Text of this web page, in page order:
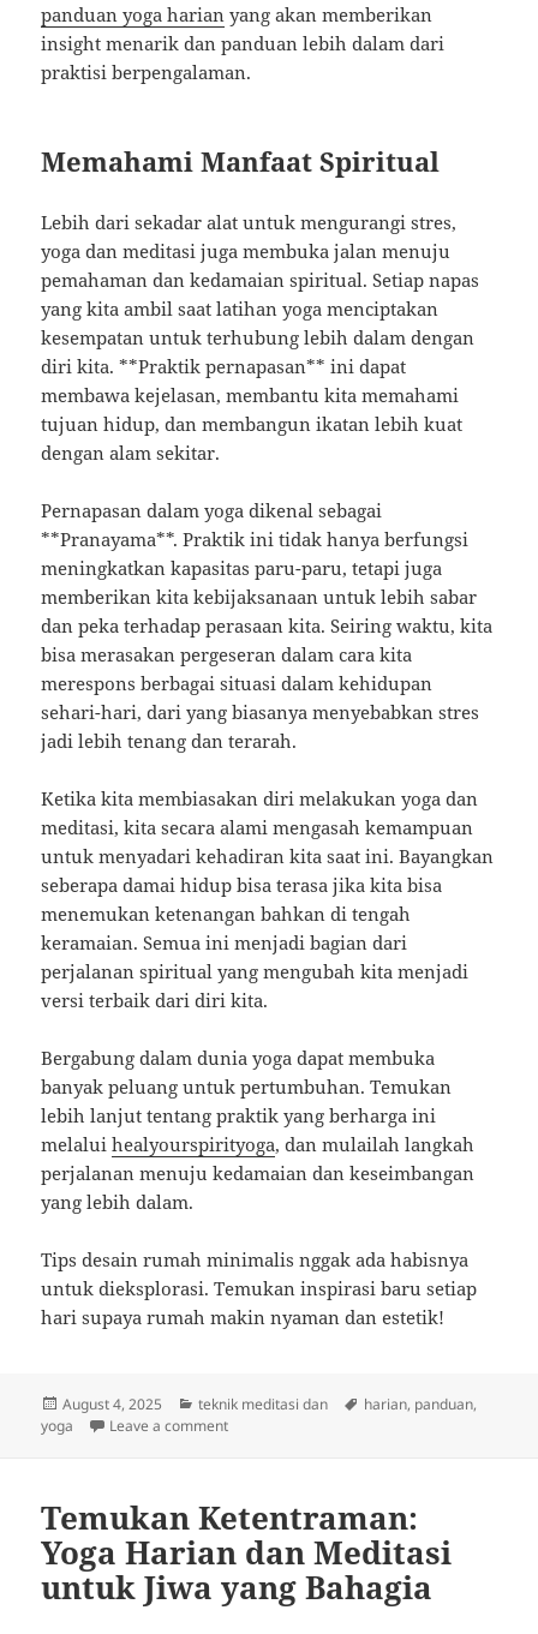
panduan yoga harian yang akan memberikan
insight menarik dan panduan lebih dalam dari
praktisi berpengalaman.
Memahami Manfaat Spiritual
Lebih dari sekadar alat untuk mengurangi stres,
yoga dan meditasi juga membuka jalan menuju
pemahaman dan kedamaian spiritual. Setiap napas
yang kita ambil saat latihan yoga menciptakan
kesempatan untuk terhubung lebih dalam dengan
diri kita. **Praktik pernapasan** ini dapat
membawa kejelasan, membantu kita memahami
tujuan hidup, dan membangun ikatan lebih kuat
dengan alam sekitar.
Pernapasan dalam yoga dikenal sebagai
**Pranayama**. Praktik ini tidak hanya berfungsi
meningkatkan kapasitas paru-paru, tetapi juga
memberikan kita kebijaksanaan untuk lebih sabar
dan peka terhadap perasaan kita. Seiring waktu, kita
bisa merasakan pergeseran dalam cara kita
merespons berbagai situasi dalam kehidupan
sehari-hari, dari yang biasanya menyebabkan stres
jadi lebih tenang dan terarah.
Ketika kita membiasakan diri melakukan yoga dan
meditasi, kita secara alami mengasah kemampuan
untuk menyadari kehadiran kita saat ini. Bayangkan
seberapa damai hidup bisa terasa jika kita bisa
menemukan ketenangan bahkan di tengah
keramaian. Semua ini menjadi bagian dari
perjalanan spiritual yang mengubah kita menjadi
versi terbaik dari diri kita.
Bergabung dalam dunia yoga dapat membuka
banyak peluang untuk pertumbuhan. Temukan
lebih lanjut tentang praktik yang berharga ini
melaluihealyourspirityoga, dan mulailah langkah
perjalanan menuju kedamaian dan keseimbangan
yang lebih dalam.
Tips desain rumah minimalis nggak ada habisnya
untuk dieksplorasi. Temukan inspirasi baru setiap
hari supaya rumah makin nyaman dan estetik!
Posted
on
August 4, 2025 Categories
teknik meditasi dan Tags
harian, panduan,
yoga
Leave a commenton Sehari Sejenak: Temukan Kedamaian
Temukan Ketentraman:
Yoga Harian dan Meditasi
untuk Jiwa yang Bahagia